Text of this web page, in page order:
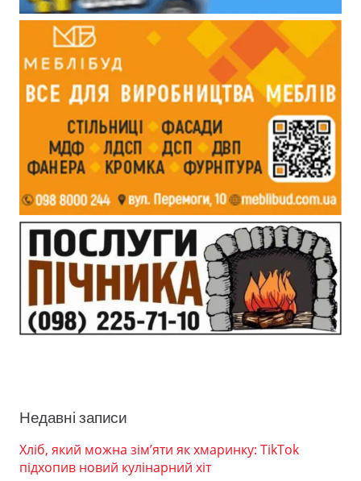
Недавні записи
Хліб, який можна зім’яти як хмаринку: TikTok
підхопив новий кулінарний хіт